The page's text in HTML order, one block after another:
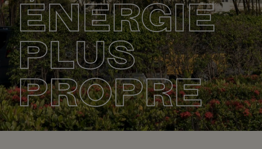
ÉNERGIE
PLUS
PROPRE